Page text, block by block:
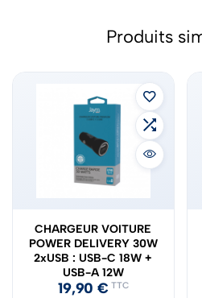
Produits
CHARGEUR VOITURE
POWER DELIVERY 30W
2xUSB : USB-C 18W +
USB-A 12W
19,90€ TTC